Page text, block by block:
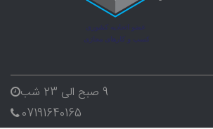
9 صبح الی 23 شب
07191640165